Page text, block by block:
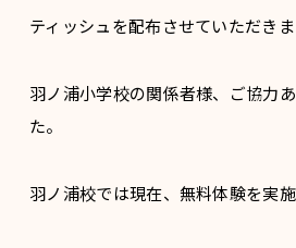
ティッシュを配布させていただきま
羽ノ浦小学校の関係者様、ご協力
た。
羽ノ浦校では現在、無料体験を実施